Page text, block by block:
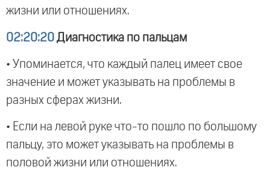
жизни или отношениях.
02:20:20 Диагностика по пальцам
• Упоминается, что каждый палец имеет свое
значение и может указывать на проблемы в
разных сферах жизни.
• Если на левой руке что-то пошло по большому
пальцу, это может указывать на проблемы в
половой жизни или отношениях.